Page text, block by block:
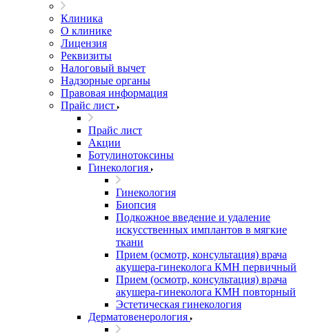
Клиника
О клинике
Лицензия
Реквизиты
Налоговый вычет
Надзорные органы
Правовая информация
Прайс лист
Прайс лист
Акции
Ботулинотоксины
Гинекология
Гинекология
Биопсия
Подкожное введение и удаление
искусственных имплантов в мягкие
ткани
Прием (осмотр, консультация) врача
акушера-гинеколога КМН первичный
Прием (осмотр, консультация) врача
акушера-гинеколога КМН повторный
Эстетическая гинекология
Дерматовенерология